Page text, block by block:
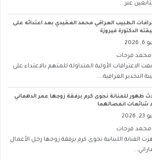
عبر...
الطبيب العراقي محمد العقيدي بعد اعتدائه على
الدكتورة فيروزة
محمد فرحات
الاعترافات الأولية المتداولة للمتهم بالاعتداء على
التخدير العراقية...
ظهور للفنانة نجوى كرم برفقة زوجها عمر الدهماني
شائعات انفصالهما
2026
محمد فرحات
الفنانة اللبنانية نجوى كرم برفقة زوجها رجل الأعمال